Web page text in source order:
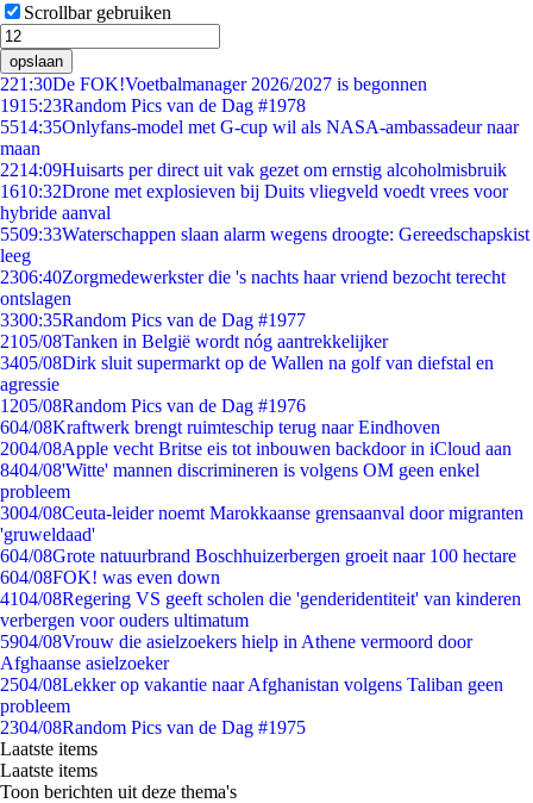
Scrollbar gebruiken
opslaan
221:30De FOK!Voetbalmanager 2026/2027 is begonnen
1915:23Random Pics van de Dag #1978
5514:35Onlyfans-model met G-cup wil als NASA-ambassadeur naar
maan
2214:09Huisarts per direct uit vak gezet om ernstig alcoholmisbruik
1610:32Drone met explosieven bij Duits vliegveld voedt vrees voor
hybride aanval
5509:33Waterschappen slaan alarm wegens droogte: Gereedschapskist
leeg
2306:40Zorgmedewerkster die 's nachts haar vriend bezocht terecht
ontslagen
3300:35Random Pics van de Dag #1977
2105/08Tanken in België wordt nóg aantrekkelijker
3405/08Dirk sluit supermarkt op de Wallen na golf van diefstal en
agressie
1205/08Random Pics van de Dag #1976
604/08Kraftwerk brengt ruimteschip terug naar Eindhoven
2004/08Apple vecht Britse eis tot inbouwen backdoor in iCloud aan
8404/08'Witte' mannen discrimineren is volgens OM geen enkel
probleem
3004/08Ceuta-leider noemt Marokkaanse grensaanval door migranten
'gruweldaad'
604/08Grote natuurbrand Boschhuizerbergen groeit naar 100 hectare
604/08FOK! was even down
4104/08Regering VS geeft scholen die 'genderidentiteit' van kinderen
verbergen voor ouders ultimatum
5904/08Vrouw die asielzoekers hielp in Athene vermoord door
Afghaanse asielzoeker
2504/08Lekker op vakantie naar Afghanistan volgens Taliban geen
probleem
2304/08Random Pics van de Dag #1975
Laatste items
Laatste items
Toon berichten uit deze thema's